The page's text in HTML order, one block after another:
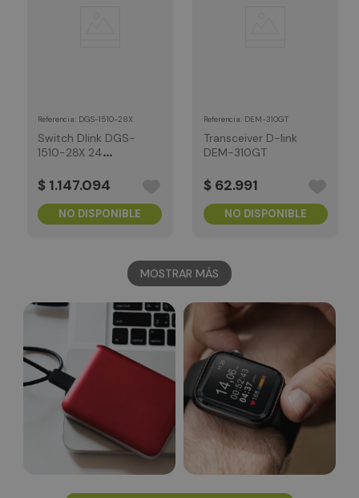
Referencia DGS-1510-28X
Switch Dlink DGS-
1510-28X 24
$ 1.147.094
NO DISPONIBLE
Referencia DEM-310GT
Transceiver D-link
DEM-310GT
$ 62.991
NO DISPONIBLE
MOSTRAR MÁS